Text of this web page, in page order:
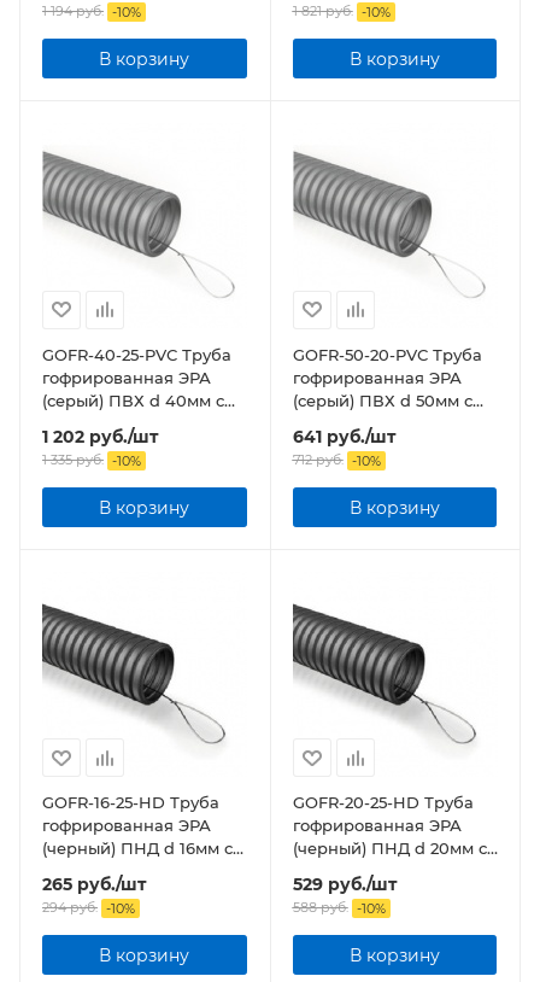
1 194руб. -10%
В корзину
1 821руб. -10%
В корзину
GOFR-40-25-PVС Труба
гофрированная ЭРА
(серый) ПВХ d 40мм с
зонд. легкая 25м бухта
1 202 руб./шт
1 335руб. -10%
В корзину
GOFR-50-20-PVС Труба
гофрированная ЭРА
(серый) ПВХ d 50мм с
зонд. легкая 20м бухта
641руб./шт
712руб. -10%
В корзину
GOFR-16-25-HD Труба
гофрированная ЭРА
(черный) ПНД d 16мм с
зонд. легкая 25м бухта
265 руб./шт
294руб. -10%
В корзину
GOFR-20-25-HD Труба
гофрированная ЭРА
(черный) ПНД d 20мм с
зонд. легкая 25м бухта
529руб./шт
588руб. -10%
В корзину